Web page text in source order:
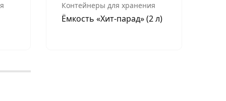
Контейнеры для хранения
Ёмкость «Хит-парад» (2 л)